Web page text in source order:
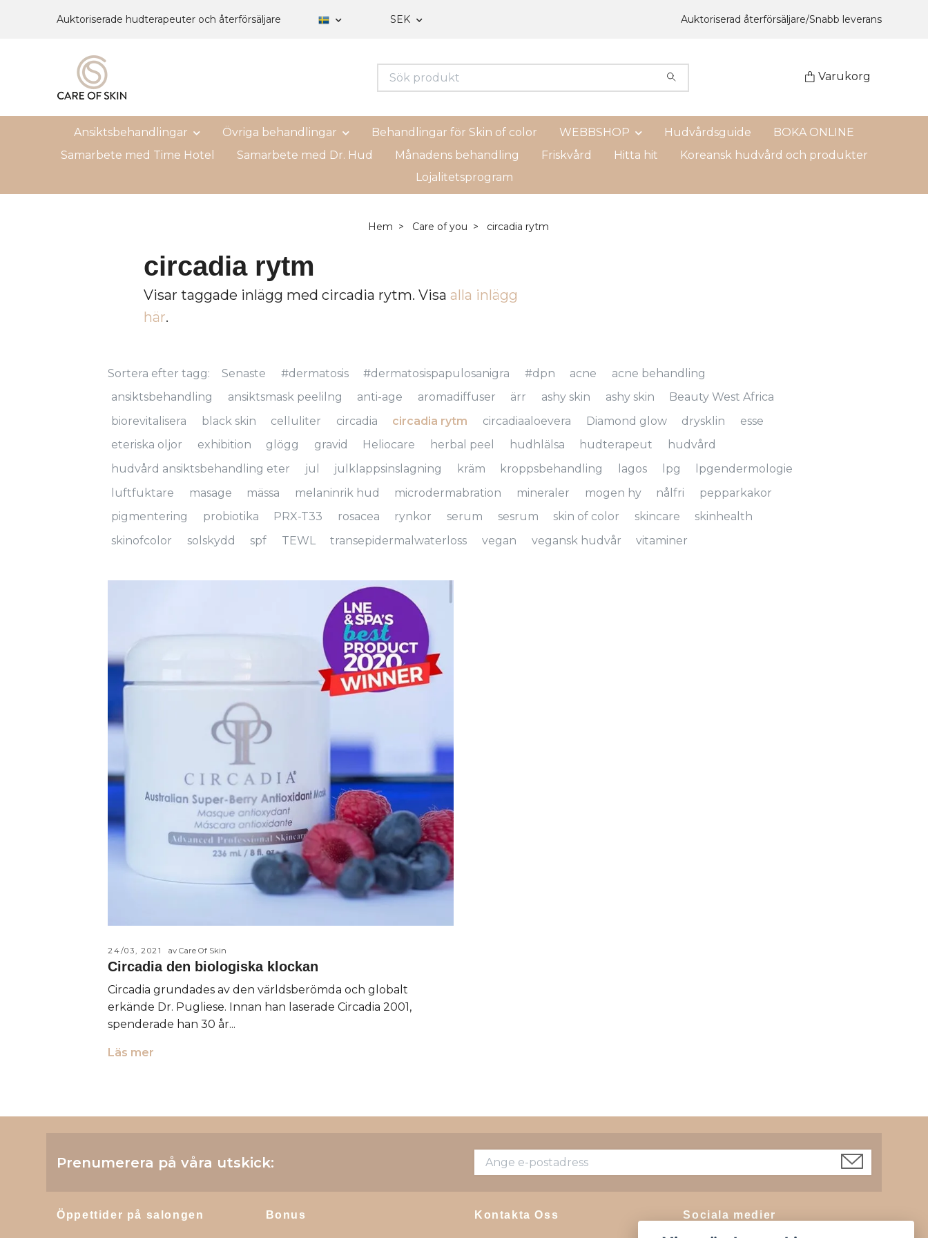
Auktoriserade hudterapeuter och återförsäljare SEK Auktoriserad återförsäljare/Snabb leverans
Varukorg
Ansiktsbehandlingar Övriga behandlingar Behandlingar för Skin of color WEBBSHOP Hudvårdsguide
BOKA ONLINE
Samarbete med Time Hotel
Samarbete med Dr. Hud Månadens behandling Friskvård Hitta hit
Koreansk hudvård och produkter
Lojalitetsprogram
Hem Care of you circadia rytm
circadia rytm
Visar taggade inlägg med circadia rytm. Visa alla inlägg
här.
Sortera efter tagg: Senaste #dermatosis #dermatosispapulosanigra #dpn acne
acne behandling
ansiktsbehandling
ansiktsmask peelilng anti-age aromadiffuser ärr ashy skin ashy skin
Beauty West Africa
biorevitalisera
black skin celluliter circadia circadia rytm circadiaaloevera Diamond glow drysklin
esse
eteriska oljor
exhibition glögg gravid Heliocare herbal peel hudhlälsa hudterapeut
hudvård
hudvård ansiktsbehandling eter
jul julklappsinslagning kräm kroppsbehandling lagos lpg
lpgendermologie
luftfuktare
masage mässa melaninrik hud microdermabration mineraler mogen hy nålfri
pepparkakor
pigmentering
probiotika PRX-T33 rosacea rynkor serum sesrum skin of color skincare
skinhealth
skinofcolor
solskydd spf TEWL transepidermalwaterloss vegan vegansk hudvår vitaminer
24/03, 2021 av Care Of Skin
Circadia den biologiska klockan
Circadia grundades av den världsberömda och globalt
erkände Dr. Pugliese. Innan han laserade Circadia 2001,
spenderade han 30 år...
Läs mer
Prenumerera på våra utskick:
Öppettider på salongen Bonus Kontakta Oss Sociala medier